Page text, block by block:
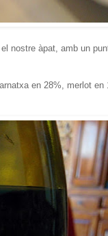
nostre àpat, amb un
en 28%, merlot